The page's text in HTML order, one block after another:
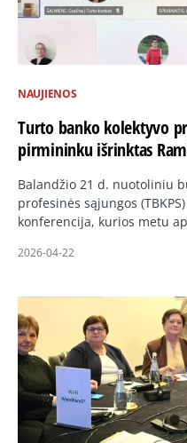
NAUJIENOS
Turto banko kolektyvo
pirmininku išrinktas
Balandžio 21 d. nuotoliniu
profesinės sąjungos
konferencija, kurios metu
2026-04-22